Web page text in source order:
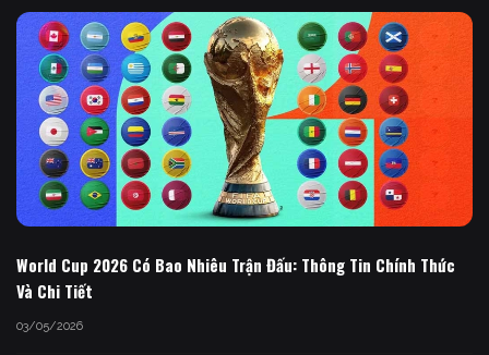
World Cup 2026 Có Bao Nhiêu Trận Đấu: Thông Tin Chính Thức
Và Chi Tiết
03/05/2026